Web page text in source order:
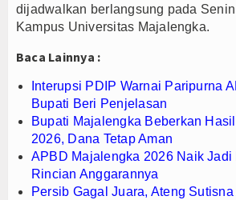
dijadwalkan berlangsung pada
Kampus Universitas Majalengka.
Baca Lainnya :
Interupsi PDIP Warnai Paripurna
Bupati Beri Penjelasan
Bupati Majalengka Beberkan
2026, Dana Tetap Aman
APBD Majalengka 2026 Naik Jadi
Rincian Anggarannya
Persib Gagal Juara, Ateng